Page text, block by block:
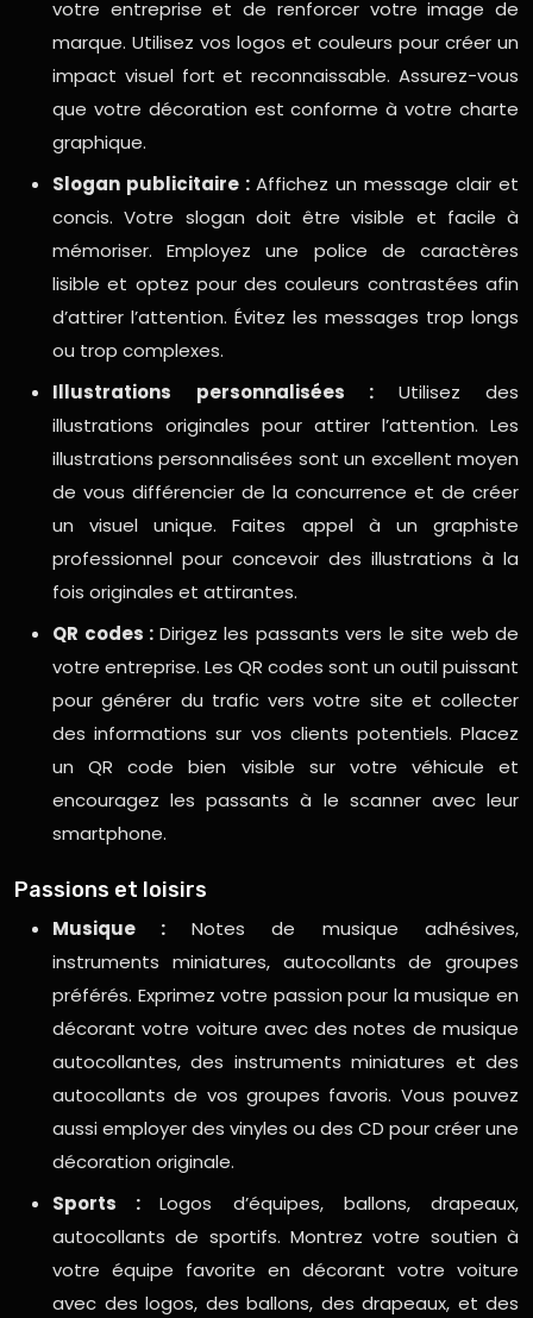
votre entreprise et de renforcer votre image de
marque. Utilisez vos logos et couleurs pour créer un
impact visuel fort et reconnaissable. Assurez-vous
que votre décoration est conforme à votre charte
graphique.
Slogan publicitaire : Affichez un message clair et
concis. Votre slogan doit être visible et facile à
mémoriser. Employez une police de caractères
lisible et optez pour des couleurs contrastées afin
d’attirer l’attention. Évitez les messages trop longs
ou trop complexes.
Illustrations personnalisées : Utilisez des
illustrations originales pour attirer l’attention. Les
illustrations personnalisées sont un excellent moyen
de vous différencier de la concurrence et de créer
un visuel unique. Faites appel à un graphiste
professionnel pour concevoir des illustrations à la
fois originales et attirantes.
QR codes : Dirigez les passants vers le site web de
votre entreprise. Les QR codes sont un outil puissant
pour générer du trafic vers votre site et collecter
des informations sur vos clients potentiels. Placez
un QR code bien visible sur votre véhicule et
encouragez les passants à le scanner avec leur
smartphone.
Passions et loisirs
Musique : Notes de musique adhésives,
instruments miniatures, autocollants de groupes
préférés. Exprimez votre passion pour la musique en
décorant votre voiture avec des notes de musique
autocollantes, des instruments miniatures et des
autocollants de vos groupes favoris. Vous pouvez
aussi employer des vinyles ou des CD pour créer une
décoration originale.
Sports :Logos d’équipes, ballons, drapeaux,
autocollants de sportifs. Montrez votre soutien à
votre équipe favorite en décorant votre voiture
avec des logos, des ballons, des drapeaux, et des